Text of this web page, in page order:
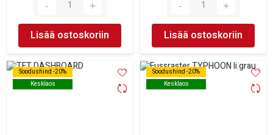
Lisää ostoskoriin Lisää ostoskoriin
Soodushind -20%
Kesklaos
Soodushind -20%
Kesklaos
Soodushind -20%
Kesklaos
Soodushind -20%
Kesklaos